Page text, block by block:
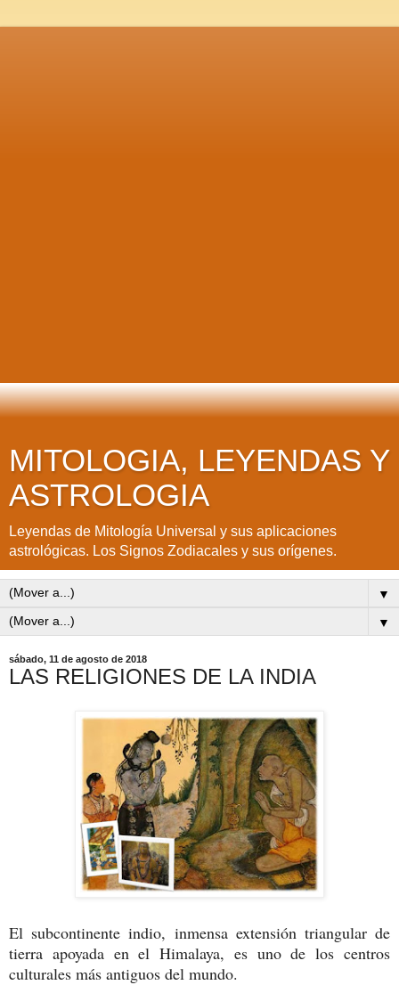
MITOLOGIA, LEYENDAS Y
ASTROLOGIA
Leyendas de Mitología Universal y sus aplicaciones
astrológicas. Los Signos Zodiacales y sus orígenes.
▼
▼
sábado, 11 de agosto de 2018
LAS RELIGIONES DE LA INDIA
El subcontinente indio, inmensa extensión triangular de
tierra apoyada en el Himalaya, es uno de los centros
culturales más antiguos del mundo.